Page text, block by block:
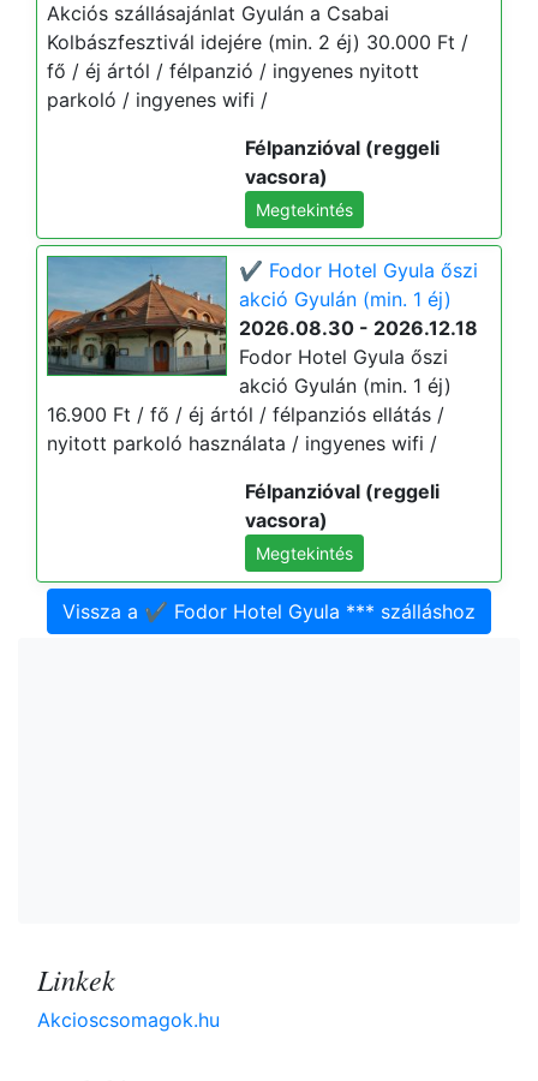
Akciós szállásajánlat Gyulán a Csabai
Kolbászfesztivál idejére (min. 2 éj) 30.000 Ft /
fő / éj ártól / félpanzió / ingyenes nyitott
parkoló / ingyenes wifi /
Félpanzióval (reggeli
vacsora)
Megtekintés
✔️ Fodor Hotel Gyula őszi
akció Gyulán (min. 1 éj)
2026.08.30 - 2026.12.18
Fodor Hotel Gyula őszi
akció Gyulán (min. 1 éj)
16.900 Ft / fő / éj ártól / félpanziós ellátás /
nyitott parkoló használata / ingyenes wifi /
Félpanzióval (reggeli
vacsora)
Megtekintés
Vissza a ✔️ Fodor Hotel Gyula *** szálláshoz
Linkek
Akcioscsomagok.hu